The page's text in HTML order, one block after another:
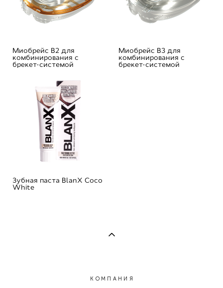
Mиобрейс B2 для
комбинирования с
брекет-системой
Mиобрейс B3 для
комбинирования с
брекет-системой
Зубная паста BlanX Coco
White
КОМПАНИЯ